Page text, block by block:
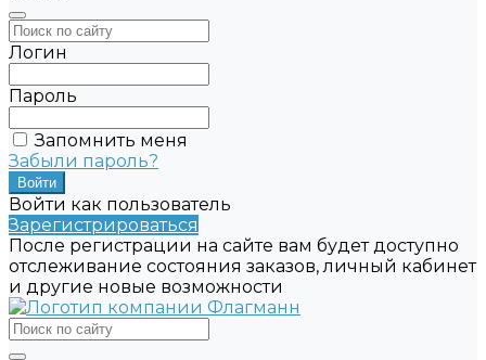
Логин
Пароль
Запомнить меня
Забыли пароль?
Войти как пользователь
Зарегистрироваться
После регистрации на сайте вам будет доступно
отслеживание состояния заказов, личный кабинет
и другие новые возможности